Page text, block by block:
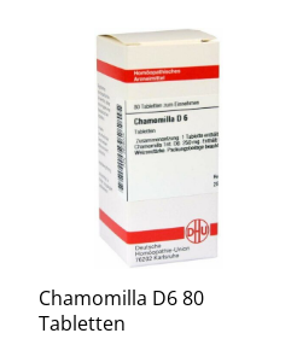
Chamomilla D6 80
Tabletten